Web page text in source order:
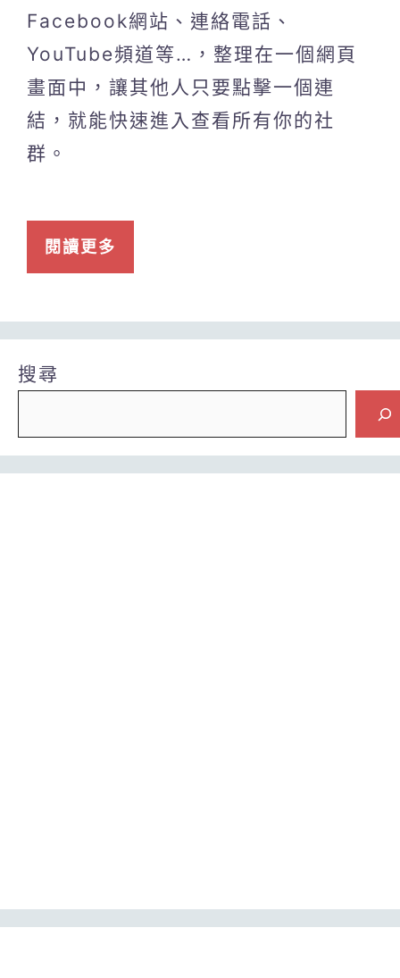
Facebook網站、連絡電話、
YouTube頻道等…，整理在一個網頁
畫面中，讓其他人只要點擊一個連
結，就能快速進入查看所有你的社
群。
閱讀更多
搜尋